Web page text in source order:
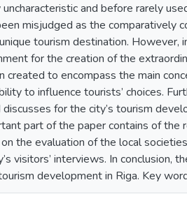
and before rarely
misjudged as the comparatively
tourism destination. However,
for the creation of the
created to encompass the main
to influence tourists’ choices.
discusses for the city’s tourism
part of the paper contains of the
the evaluation of the local
visitors’ interviews. In conclusion,
development in Riga. Key